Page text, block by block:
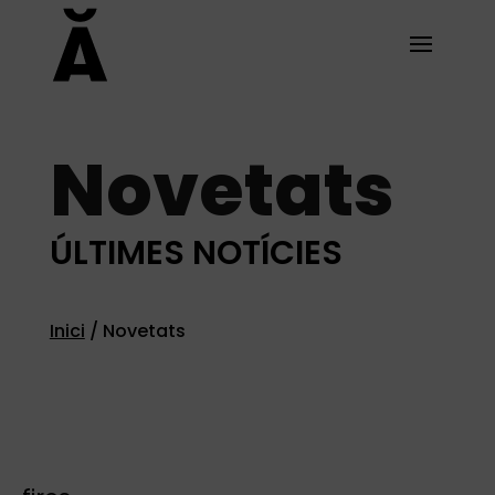
Novetats
ÚLTIMES NOTÍCIES
Inici / Novetats